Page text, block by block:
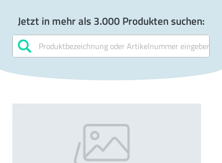
Jetzt in mehr als 3.000 Produkten suchen: